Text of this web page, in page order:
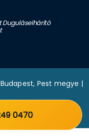
0470
Duguláselhárító
Pest megye |
Csaba